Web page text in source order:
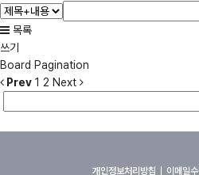
목록
쓰기
Board Pagination
Prev 1 2 Next
개인정보처리방침 이메일